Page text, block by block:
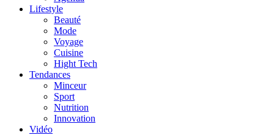
Lifestyle
Beauté
Mode
Voyage
Cuisine
Hight Tech
Tendances
Minceur
Sport
Nutrition
Innovation
Vidéo